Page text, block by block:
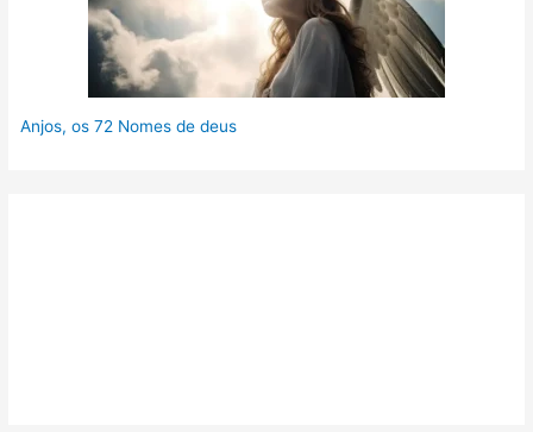
Anjos, os 72 Nomes de deus